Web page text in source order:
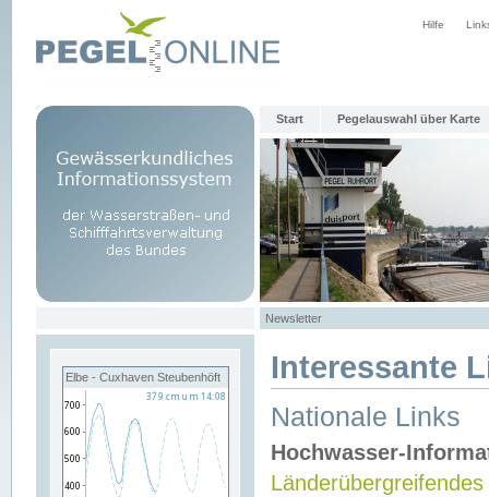
Hilfe
Start Pegelauswahl über Karte
Newsletter
Elbe - Cuxhaven Steubenhöft Interessante
Nationale Links
Hochwasser-